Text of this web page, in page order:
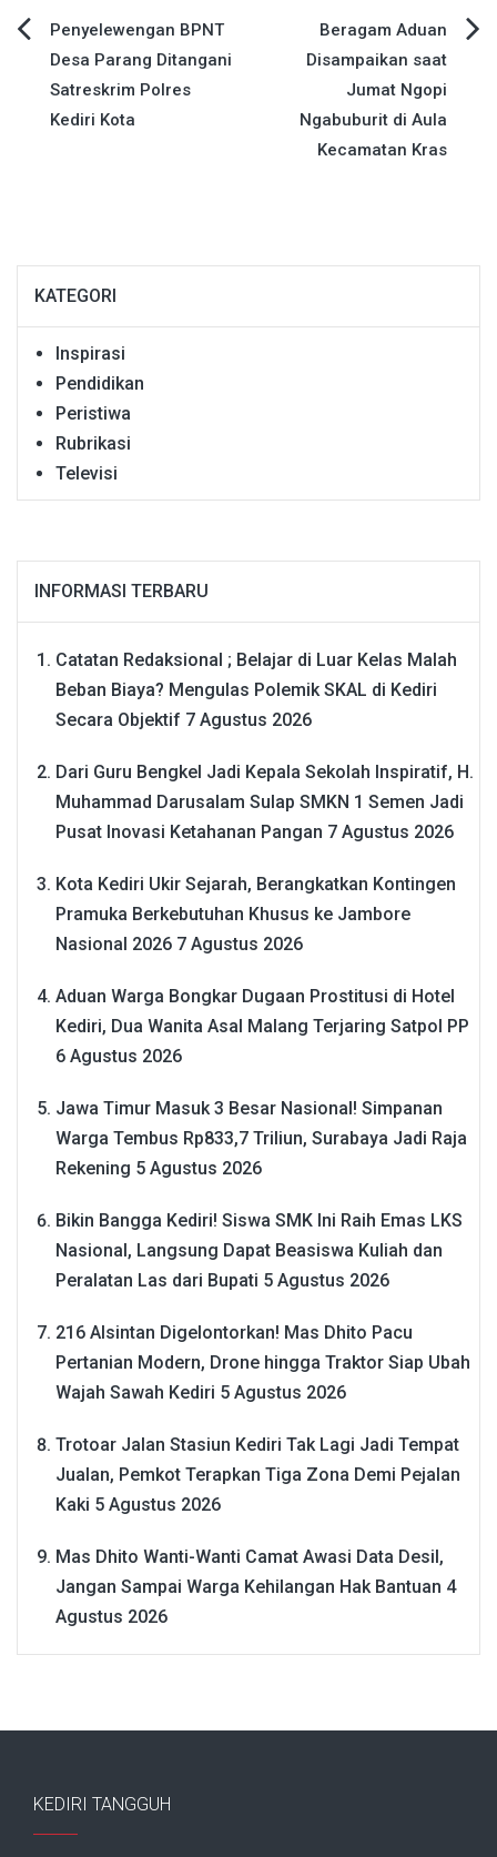
Navigasi
pos
Penyelewengan BPNT
Desa Parang Ditangani
Satreskrim Polres
Kediri Kota
Beragam Aduan
Disampaikan saat
Jumat Ngopi
Ngabuburit di Aula
Kecamatan Kras
KATEGORI
Inspirasi
Pendidikan
Peristiwa
Rubrikasi
Televisi
INFORMASI TERBARU
Catatan Redaksional ; Belajar di Luar Kelas Malah
Beban Biaya? Mengulas Polemik SKAL di Kediri
Secara Objektif 7 Agustus 2026
Dari Guru Bengkel Jadi Kepala Sekolah Inspiratif, H.
Muhammad Darusalam Sulap SMKN 1 Semen Jadi
Pusat Inovasi Ketahanan Pangan 7 Agustus 2026
Kota Kediri Ukir Sejarah, Berangkatkan Kontingen
Pramuka Berkebutuhan Khusus ke Jambore
Nasional 2026 7 Agustus 2026
Aduan Warga Bongkar Dugaan Prostitusi di Hotel
Kediri, Dua Wanita Asal Malang Terjaring Satpol PP
6 Agustus 2026
Jawa Timur Masuk 3 Besar Nasional! Simpanan
Warga Tembus Rp833,7 Triliun, Surabaya Jadi Raja
Rekening 5 Agustus 2026
Bikin Bangga Kediri! Siswa SMK Ini Raih Emas LKS
Nasional, Langsung Dapat Beasiswa Kuliah dan
Peralatan Las dari Bupati 5 Agustus 2026
216 Alsintan Digelontorkan! Mas Dhito Pacu
Pertanian Modern, Drone hingga Traktor Siap Ubah
Wajah Sawah Kediri 5 Agustus 2026
Trotoar Jalan Stasiun Kediri Tak Lagi Jadi Tempat
Jualan, Pemkot Terapkan Tiga Zona Demi Pejalan
Kaki 5 Agustus 2026
Mas Dhito Wanti-Wanti Camat Awasi Data Desil,
Jangan Sampai Warga Kehilangan Hak Bantuan 4
Agustus 2026
KEDIRI TANGGUH